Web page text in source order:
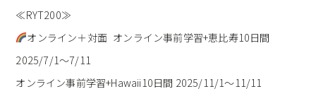
≪RYT200≫
オンライン＋対面 オンライン事前学習+恵比寿10日間
2025/7/1〜7/11
オンライン事前学習+Hawaii10日間 2025/11/1〜11/11